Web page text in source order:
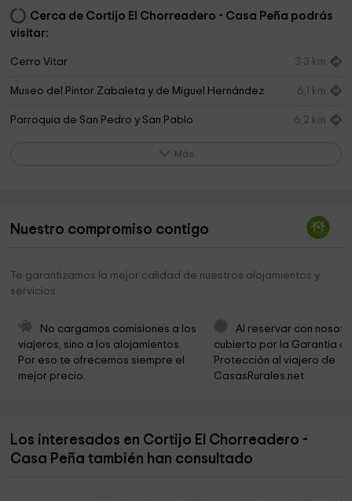
Cerca de Cortijo El Chorreadero - Casa Peña podrás
visitar:
Cerro Vitar 3,3 km
Museo del Pintor Zabaleta y de Miguel Hernández 6,1 km
Parroquia de San Pedro y San Pablo 6,2 km
Guadalquivir
www.cazorla.net 15,2 km
Cazorla City Council 15,2 km
15,4 km
Ermita de la Virgen de la Cabeza
Más
Nuestro compromiso contigo
Te garantizamos la mejor calidad de nuestros alojamientos y
servicios
No cargamos comisiones a los
viajeros, sino a los alojamientos.
Por eso te ofrecemos siempre el
mejor precio.
Al reservar con
cubierto por la Garantía
Protección al viajero de
CasasRurales.net
Los interesados en Cortijo El Chorreadero -
Casa Peña también han consultado